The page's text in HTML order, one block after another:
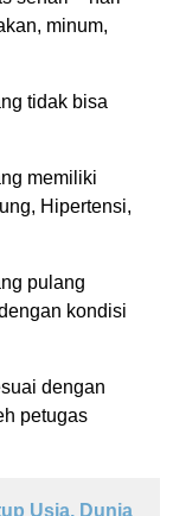
minum,
tidak bisa
memiliki
Hipertensi,
pulang
kondisi
dengan
petugas
Usia, Dunia